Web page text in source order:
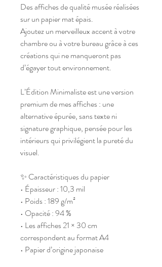
Des affiches de qualité musée réalisées
sur un papier mat épais.
Ajoutez un merveilleux accent à votre
chambre ou à votre bureau grâce à ces
créations qui ne manqueront pas
d’égayer tout environnement.
L’Édition Minimaliste est une version
premium de mes affiches : une
alternative épurée, sans texte ni
signature graphique, pensée pour les
intérieurs qui privilégient la pureté du
visuel.
✨ Caractéristiques du papier
• Épaisseur : 10,3 mil
• Poids : 189 g/m²
• Opacité : 94 %
• Les affiches 21 × 30 cm
correspondent au format A4
• Papier d’origine japonaise